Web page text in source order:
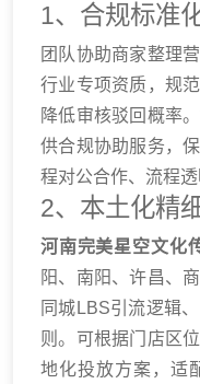
1、合规标准
团队协助商家整理
行业专项资质，规
降低审核驳回概率
供合规协助服务，
程对公合作、流程
2、本土化精
河南完美星空文化
阳、南阳、许昌、
同城LBS引流逻辑
则。可根据门店区
地化投放方案，适